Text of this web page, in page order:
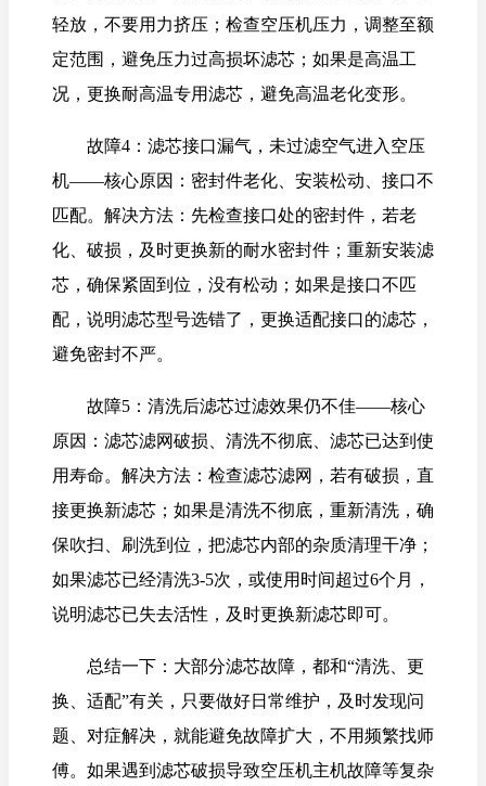
轻放，不要用力挤压；检查空压机压力，调整至额
定范围，避免压力过高损坏滤芯；如果是高温工
况，更换耐高温专用滤芯，避免高温老化变形。
故障4：滤芯接口漏气，未过滤空气进入空压
机——核心原因：密封件老化、安装松动、接口不
匹配。解决方法：先检查接口处的密封件，若老
化、破损，及时更换新的耐水密封件；重新安装滤
芯，确保紧固到位，没有松动；如果是接口不匹
配，说明滤芯型号选错了，更换适配接口的滤芯，
避免密封不严。
故障5：清洗后滤芯过滤效果仍不佳——核心
原因：滤芯滤网破损、清洗不彻底、滤芯已达到使
用寿命。解决方法：检查滤芯滤网，若有破损，直
接更换新滤芯；如果是清洗不彻底，重新清洗，确
保吹扫、刷洗到位，把滤芯内部的杂质清理干净；
如果滤芯已经清洗3-5次，或使用时间超过6个月，
说明滤芯已失去活性，及时更换新滤芯即可。
总结一下：大部分滤芯故障，都和“清洗、更
换、适配”有关，只要做好日常维护，及时发现问
题、对症解决，就能避免故障扩大，不用频繁找师
傅。如果遇到滤芯破损导致空压机主机故障等复杂